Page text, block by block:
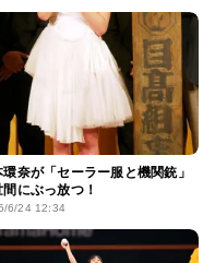
環奈が「セーラー服と機関銃」
間にぶっ放つ！
6/24 12:34